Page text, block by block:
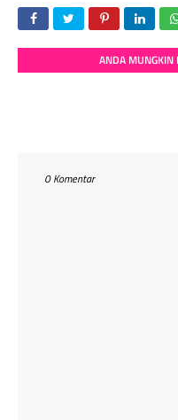
ANDA MUNGKIN
0 Komentar